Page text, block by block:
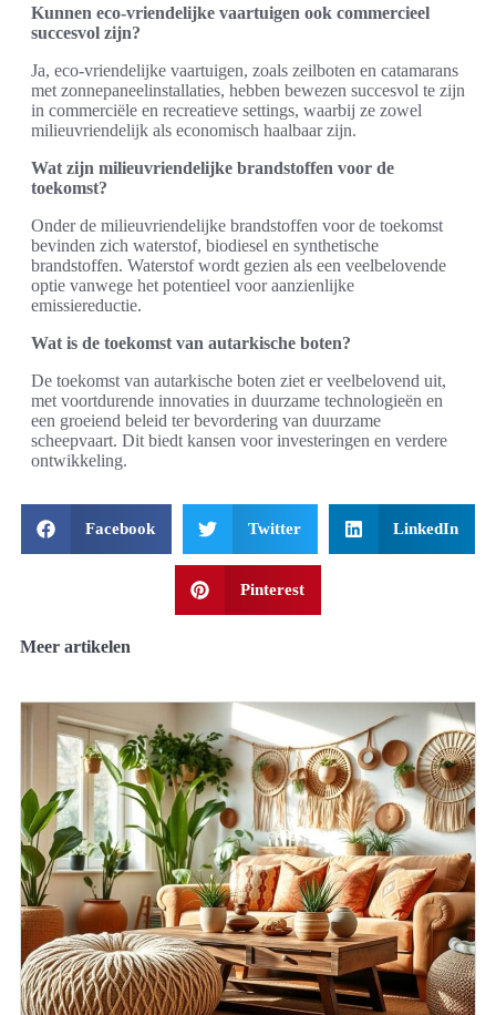
Kunnen eco-vriendelijke vaartuigen ook commercieel
succesvol zijn?
Ja, eco-vriendelijke vaartuigen, zoals zeilboten en catamarans
met zonnepaneelinstallaties, hebben bewezen succesvol te zijn
in commerciële en recreatieve settings, waarbij ze zowel
milieuvriendelijk als economisch haalbaar zijn.
Wat zijn milieuvriendelijke brandstoffen voor de
toekomst?
Onder de milieuvriendelijke brandstoffen voor de toekomst
bevinden zich waterstof, biodiesel en synthetische
brandstoffen. Waterstof wordt gezien als een veelbelovende
optie vanwege het potentieel voor aanzienlijke
emissiereductie.
Wat is de toekomst van autarkische boten?
De toekomst van autarkische boten ziet er veelbelovend uit,
met voortdurende innovaties in duurzame technologieën en
een groeiend beleid ter bevordering van duurzame
scheepvaart. Dit biedt kansen voor investeringen en verdere
ontwikkeling.
Facebook Twitter LinkedIn
Pinterest
Meer artikelen